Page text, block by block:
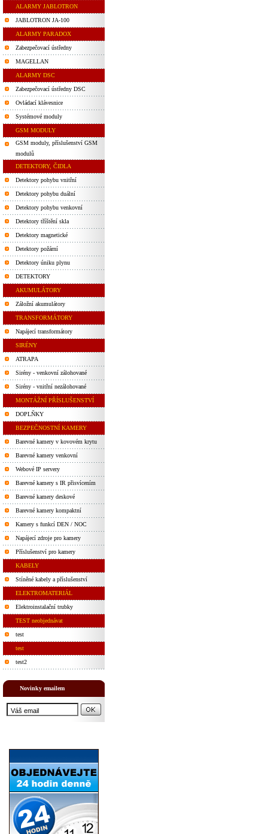
ALARMY JABLOTRON
JABLOTRON JA-100
ALARMY PARADOX
Zabezpečovací ústředny
MAGELLAN
ALARMY DSC
Zabezpečovací ústředny DSC
Ovládací klávesnice
Systémové moduly
GSM MODULY
GSM moduly, příslušenství GSM
modulů
DETEKTORY, ČIDLA
Detektory pohybu vnitřní
Detektory pohybu duální
Detektory pohybu venkovní
Detektory tříštění skla
Detektory magnetické
Detektory požární
Detektory úniku plynu
DETEKTORY
AKUMULÁTORY
Záložní akumulátory
TRANSFORMÁTORY
Napájecí transformátory
SIRÉNY
ATRAPA
Sirény - venkovní zálohované
Sirény - vnitřní nezálohované
MONTÁŽNÍ PŘÍSLUŠENSTVÍ
DOPLŇKY
BEZPEČNOSTNÍ KAMERY
Barevné kamery v kovovém krytu
Barevné kamery venkovní
Webové IP servery
Barevné kamery s IR přisvícením
Barevné kamery deskové
Barevné kamery kompaktní
Kamery s funkcí DEN / NOC
Napájecí zdroje pro kamery
Příslušenství pro kamery
KABELY
Stíněné kabely a příslušenství
ELEKTROMATERIÁL
Elektroinstalační trubky
TEST neobjednávat
test
test
test2
Novinky emailem